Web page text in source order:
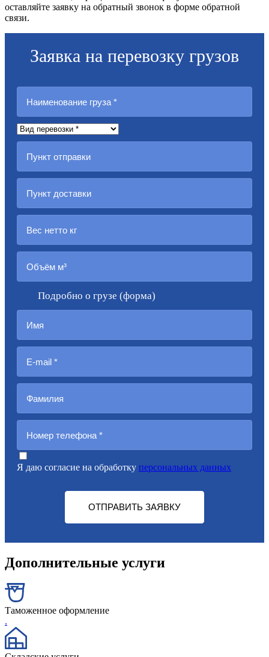
оставляйте заявку на обратный звонок в форме обратной
связи.
Заявка на перевозку грузов
Подробно о грузе (форма)
Я даю согласие на обработку персональных данных
ОТПРАВИТЬ ЗАЯВКУ
Дополнительные услуги
Таможенное оформление
.